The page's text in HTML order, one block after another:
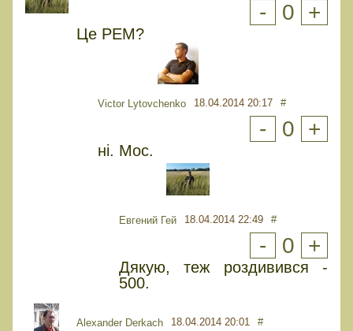
- 0 +
Це РЕМ?
Victor Lytovchenko 18.04.2014 20:17 #
- 0 +
ні. Мос.
Евгений Гей 18.04.2014 22:49 #
- 0 +
Дякую, теж роздивився -
500.
Alexander Derkach 18.04.2014 20:01 #